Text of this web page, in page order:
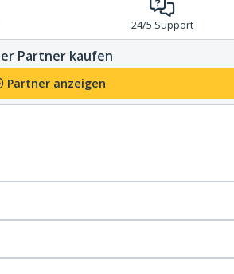
24/5 Support
Partner kaufen
Partner anzeigen